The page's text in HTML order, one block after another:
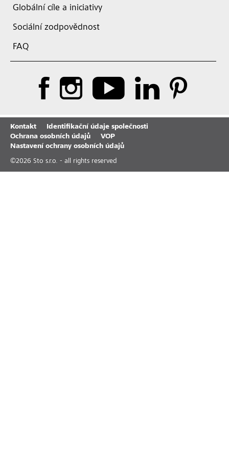
Globální cíle a iniciativy
Sociální zodpovědnost
FAQ
Kontakt
Identifikační údaje společnosti
Ochrana osobních údajů
VOP
Nastavení ochrany osobních údajů
©2026 Sto s.r.o. - all rights reserved